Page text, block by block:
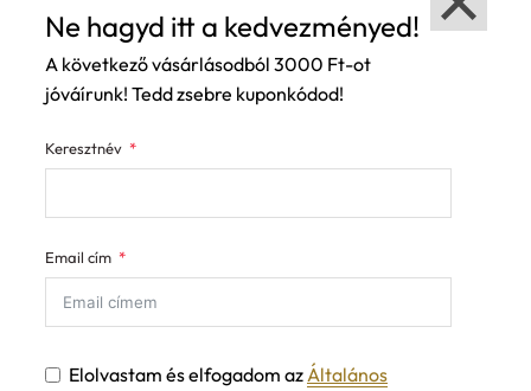
Ne hagyd itt a kedvezményed!
A következő vásárlásodból 3000 Ft-ot
jóváírunk! Tedd zsebre kuponkódod!
Keresztnév
Email cím
Elolvastam és elfogadom azÁltalános